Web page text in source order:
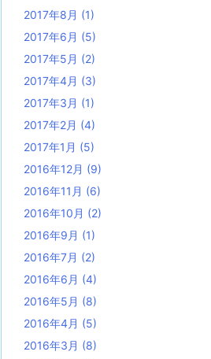
2017年8月 (1)
2017年6月 (5)
2017年5月 (2)
2017年4月 (3)
2017年3月 (1)
2017年2月 (4)
2017年1月 (5)
2016年12月 (9)
2016年11月 (6)
2016年10月 (2)
2016年9月 (1)
2016年7月 (2)
2016年6月 (4)
2016年5月 (8)
2016年4月 (5)
2016年3月 (8)